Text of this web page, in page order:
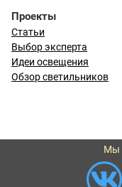
Проекты
Статьи
Выбор эксперта
Идеи освещения
Обзор светильников
Мы